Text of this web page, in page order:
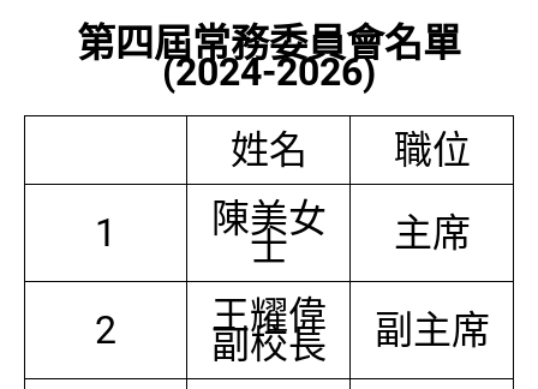
第四屆常務委員會名單
(2024-2026)
姓名
職位
1
陳美女
士 主席
2 王耀偉
副校長 副主席